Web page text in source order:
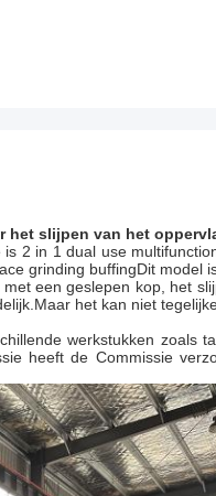
het slijpen van het
2 in 1 dual use
grinding buffingDit model
een geslepen kop, het
het kan niet
werkstukken zoals
heeft de Commissie